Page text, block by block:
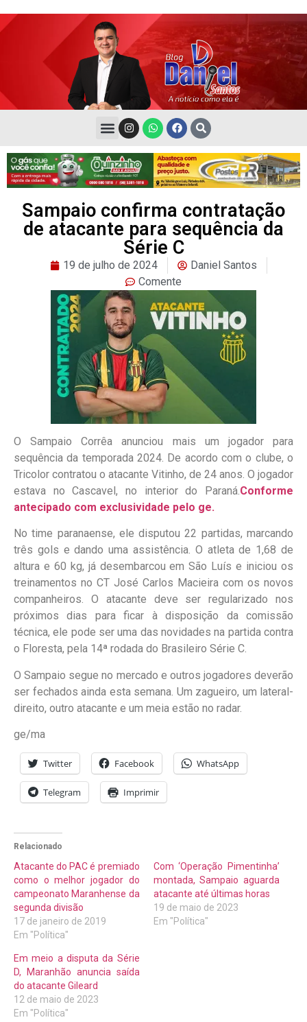
Sampaio confirma contratação
de atacante para sequência da
Série C
19 de julho de 2024
Daniel Santos
Comente
O Sampaio Corrêa anunciou mais um jogador para
sequência da temporada 2024. De acordo com o clube, o
Tricolor contratou o atacante Vitinho, de 24 anos. O jogador
estava no Cascavel, no interior do Paraná.Conforme
antecipado com exclusividade pelo ge.
No time paranaense, ele disputou 22 partidas, marcando
três gols e dando uma assistência. O atleta de 1,68 de
altura e 60 kg, já desembarcou em São Luís e iniciou os
treinamentos no CT José Carlos Macieira com os novos
companheiros. O atacante deve ser regularizado nos
próximos dias para ficar à disposição da comissão
técnica, ele pode ser uma das novidades na partida contra
o Floresta, pela 14ª rodada do Brasileiro Série C.
O Sampaio segue no mercado e outros jogadores deverão
ser fechados ainda esta semana. Um zagueiro, um lateral-
direito, outro atacante e um meia estão no radar.
ge/ma
Twitter Facebook WhatsApp
Telegram Imprimir
Relacionado
Atacante do PAC é premiado
como o melhor jogador do
campeonato Maranhense da
segunda divisão
17 de janeiro de 2019
Em "Política"
Com ‘Operação Pimentinha’
montada, Sampaio aguarda
atacante até últimas horas
19 de maio de 2023
Em "Política"
Em meio a disputa da Série
D, Maranhão anuncia saída
do atacante Gileard
12 de maio de 2023
Em "Política"